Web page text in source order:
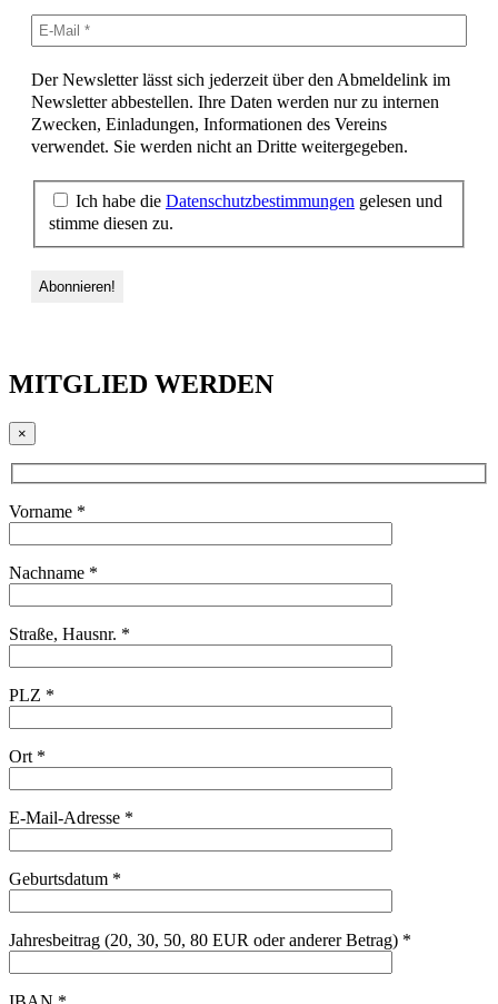
Der Newsletter lässt sich jederzeit über den Abmeldelink im
Newsletter abbestellen. Ihre Daten werden nur zu internen
Zwecken, Einladungen, Informationen des Vereins
verwendet. Sie werden nicht an Dritte weitergegeben.
Ich habe die Datenschutzbestimmungen gelesen und
stimme diesen zu.
MITGLIED WERDEN
×
Vorname *
Nachname *
Straße, Hausnr. *
PLZ *
Ort *
E-Mail-Adresse *
Geburtsdatum *
Jahresbeitrag (20, 30, 50, 80 EUR oder anderer Betrag) *